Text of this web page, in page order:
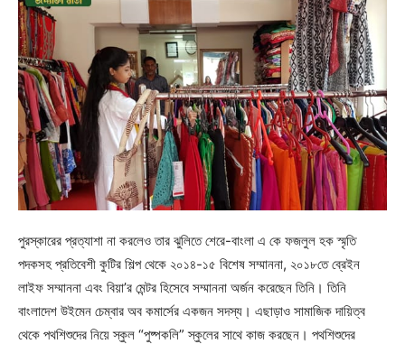
পুরস্কারের প্রত্যাশা না করলেও তার ঝুলিতে শেরে-বাংলা এ কে ফজলুল হক স্মৃতি
পদকসহ প্রতিবেশী কুটির শিল্প থেকে ২০১৪-১৫ বিশেষ সম্মাননা, ২০১৮তে ব্রেইন
লাইফ সম্মাননা এবং বিয়া’র মেন্টর হিসেবে সম্মাননা অর্জন করেছেন তিনি। তিনি
বাংলাদেশ উইমেন চেম্বার অব কমার্সের একজন সদস্য। এছাড়াও সামাজিক দায়িত্ব
থেকে পথশিশুদের নিয়ে স্কুল “পুষ্পকলি” স্কুলের সাথে কাজ করছেন। পথশিশুদের